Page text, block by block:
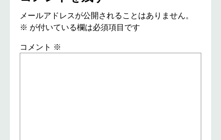
メールアドレスが公開されることはありません。
※ が付いている欄は必須項目です
コメント ※